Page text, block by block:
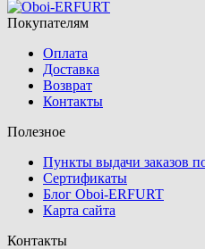
Покупателям
Оплата
Доставка
Возврат
Контакты
Полезное
Пункты выдачи заказов
Сертификаты
Блог Oboi-ERFURT
Карта сайта
Контакты